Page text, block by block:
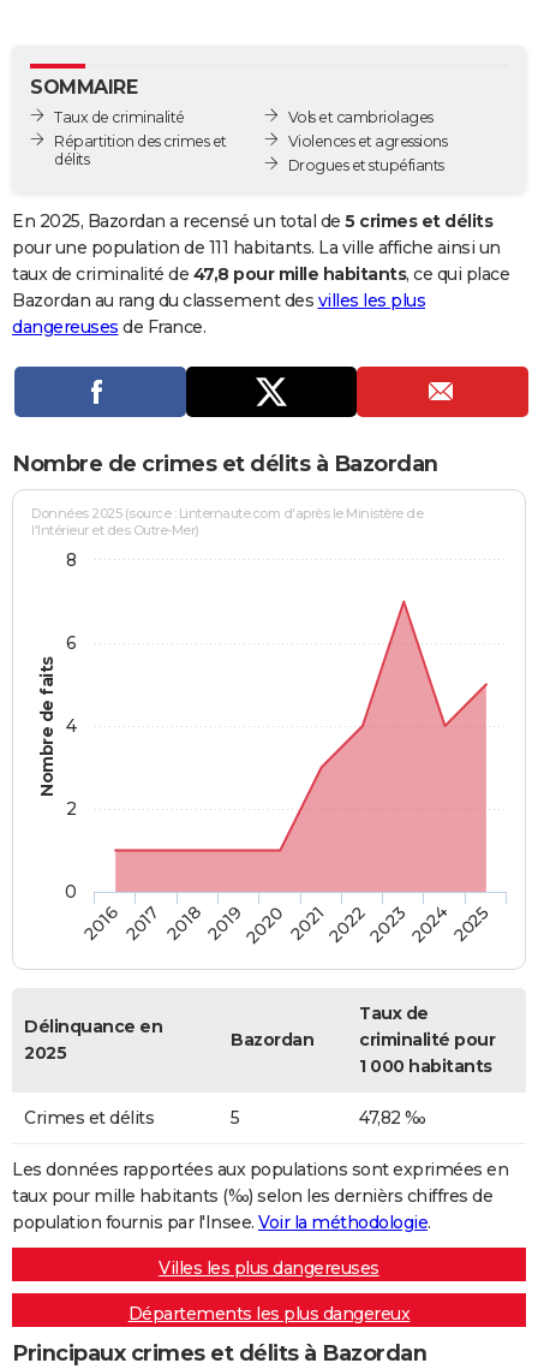
GUIDES D'ACHAT
BONS PLANS
Carte de Noël
Carte Bonne année
Carte Saint-Valentin
Carte Pâques
Carte d'anniversaire
DICTIONNAIRE
Dictionnaire
Biographies
Citations
Expressions
Proverbes
PROGRAMME TV
COPAINS D'AVANT
S'inscrire
Se connecter
Lycées
Collèges
Primaires
Universités
Entreprises
Service militaire
Avis de recherche
AVIS DE DÉCÈS
FORUM
Bricolage
Lifestyle
Culture
Sport
Auto
Television
Voyage
Cinema
SOMMAIRE
Taux de criminalité
Répartition des crimes et
délits
Vols et cambriolages
Violences et agressions
Drogues et stupéfiants
En 2025, Bazordan a recensé un total de 5 crimes et délits
pour une population de 111 habitants. La ville affiche ainsi un
taux de criminalité de 47,8 pour mille habitants, ce qui place
Bazordan au rang du classement des villes les plus
dangereuses de France.
Nombre de crimes et délits à Bazordan
Nombre de faits
Données 2025 (source : Linternaute.com d'après le Ministère de
l'Intérieur et des Outre-Mer)
20162017 20182019202020212022202320242025
0
2
4
6
8
Délinquance en
2025
Bazordan
Taux de
criminalité pour
1 000 habitants
Crimes et délits 5 47,82 ‰
Les données rapportées aux populations sont exprimées en
taux pour mille habitants (‰) selon les dernièrs chiffres de
population fournis par l'Insee. Voir la méthodologie.
Villes les plus dangereuses
Départements les plus dangereux
Principaux crimes et délits à Bazordan